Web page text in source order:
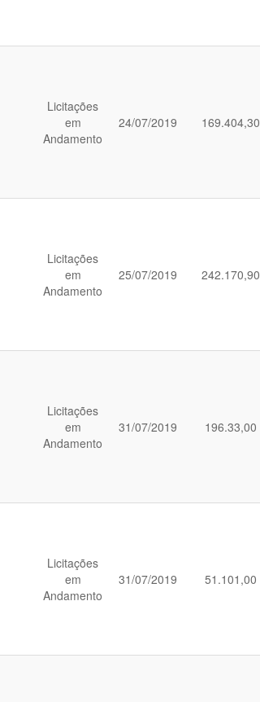
Licitações
em
Andamento
24/07/2019 169.404,30
Licitações
em
Andamento
25/07/2019 242.170,90
Licitações
em
Andamento
31/07/2019 196.33,00
Licitações
em
Andamento
31/07/2019 51.101,00